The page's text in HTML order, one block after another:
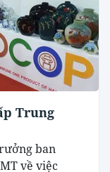
Trung
ban
về việc